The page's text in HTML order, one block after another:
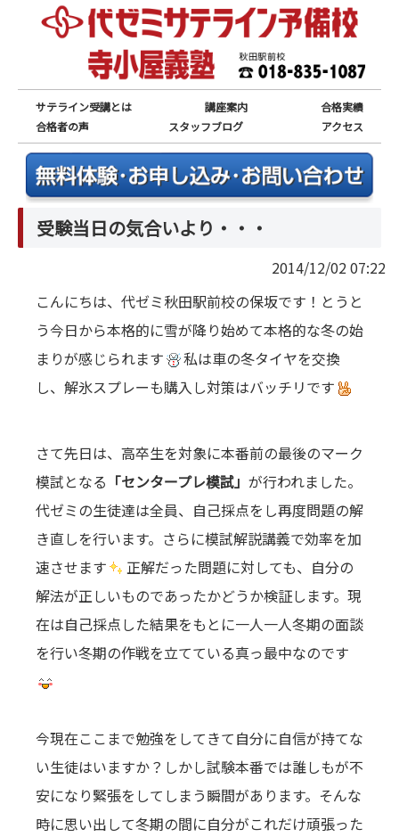
サテライン受講とは 講座案内
合格実績
合格者の声
スタッフブログ アクセス
受験当日の気合いより・・・
2014/12/02 07:22
こんにちは、代ゼミ秋田駅前校の保坂です！とうと
う今日から本格的に雪が降り始めて本格的な冬の始
まりが感じられます
私は車の冬タイヤを交換
し、解氷スプレーも購入し対策はバッチリです
さて先日は、高卒生を対象に本番前の最後のマーク
模試となる 「センタープレ模試」 が行われました。
代ゼミの生徒達は全員、自己採点をし再度問題の解
き直しを行います。さらに模試解説講義で効率を加
速させます
正解だった問題に対しても、自分の
解法が正しいものであったかどうか検証します。現
在は自己採点した結果をもとに一人一人冬期の面談
を行い冬期の作戦を立てている真っ最中なのです
今現在ここまで勉強をしてきて自分に自信が持てな
い生徒はいますか？しかし試験本番では誰しもが不
安になり緊張をしてしまう瞬間があります。そんな
時に思い出して冬期の間に自分がこれだけ頑張った